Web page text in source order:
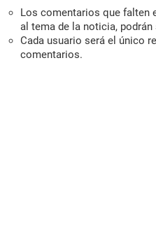
Los comentarios que falten
al tema de la noticia,
Cada usuario será el único
comentarios.